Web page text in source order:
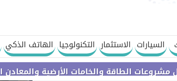
السيارات الاستثمار التكنولوجيا الهاتف الذكي
والخامات الأرضية والمعادن النادرة